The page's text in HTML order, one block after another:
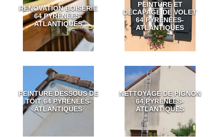
RÉNOVATION BOISERIE
64 PYRÉNÉES-
ATLANTIQUES
PEINTURE ET
DÉCAPAGE DE VOLET
64 PYRÉNÉES-
ATLANTIQUES
PEINTURE DESSOUS DE
TOIT 64 PYRÉNÉES-
ATLANTIQUES
NETTOYAGE DE PIGNON
64 PYRÉNÉES-
ATLANTIQUES